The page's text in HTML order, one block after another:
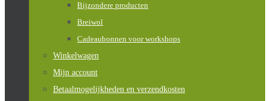
Bijzondere producten
Breiwol
Cadeaubonnen voor workshops
Winkelwagen
Mijn account
Betaalmogelijkheden en verzendkosten